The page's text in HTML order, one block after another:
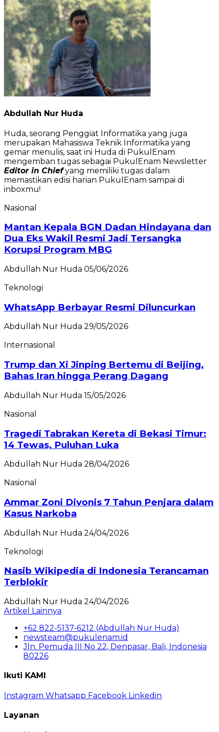
Abdullah Nur Huda
Huda, seorang Penggiat Informatika yang juga
merupakan Mahasiswa Teknik Informatika yang
gemar menulis, saat ini Huda di PukulEnam
mengemban tugas sebagai PukulEnam Newsletter
Editor in Chiefyang memiliki tugas dalam
memastikan edisi harian PukulEnam sampai di
inboxmu!
Nasional
Mantan Kepala BGN Dadan Hindayana dan
Dua Eks Wakil Resmi Jadi Tersangka
Korupsi Program MBG
Abdullah Nur Huda 05/06/2026
Teknologi
WhatsApp Berbayar Resmi Diluncurkan
Abdullah Nur Huda 29/05/2026
Internasional
Trump dan Xi Jinping Bertemu di Beijing,
Bahas Iran hingga Perang Dagang
Abdullah Nur Huda 15/05/2026
Nasional
Tragedi Tabrakan Kereta di Bekasi Timur:
14 Tewas, Puluhan Luka
Abdullah Nur Huda 28/04/2026
Nasional
Ammar Zoni Divonis 7 Tahun Penjara dalam
Kasus Narkoba
Abdullah Nur Huda 24/04/2026
Teknologi
Nasib Wikipedia di Indonesia Terancaman
Terblokir
Abdullah Nur Huda 24/04/2026
Artikel Lainnya
+62 822-5137-6212 (Abdullah Nur Huda)
newsteam@pukulenam.id
Jln. Pemuda III No 22, Denpasar, Bali, Indonesia
80226
Ikuti KAMI
Instagram Whatsapp Facebook Linkedin
Layanan